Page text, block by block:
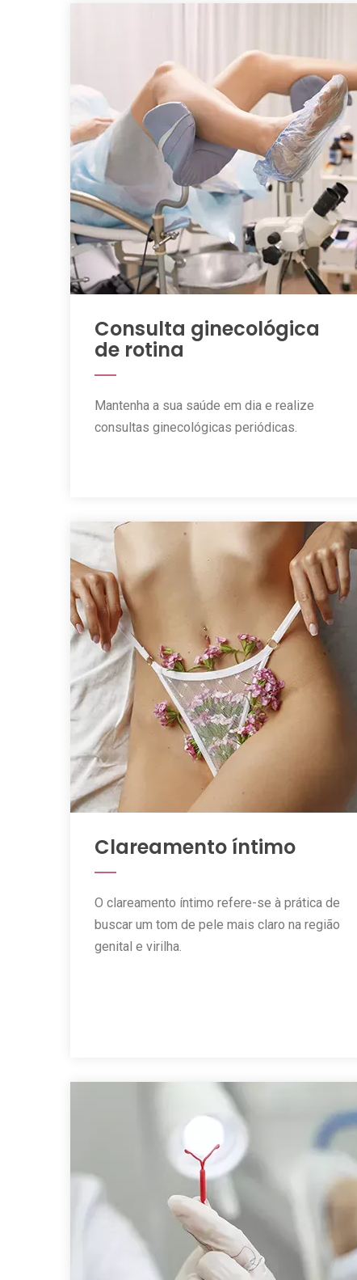
Consulta ginecológica
de rotina
Mantenha a sua saúde em dia e realize
consultas ginecológicas periódicas.
Clareamento íntimo
O clareamento íntimo refere-se à prática de
buscar um tom de pele mais claro na região
genital e virilha.